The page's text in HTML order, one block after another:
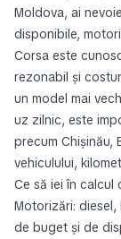
Moldova, ai
disponibile,
Corsa este
rezonabil și
un model mai
uz zilnic, este
precum Chișinău,
vehiculului,
Ce să iei în calcul
Motorizări:
de buget și de